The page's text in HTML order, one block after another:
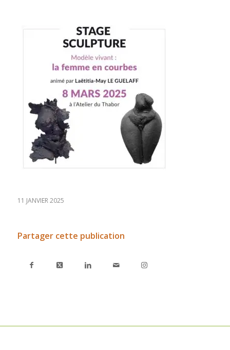
11 JANVIER 2025
Partager cette publication